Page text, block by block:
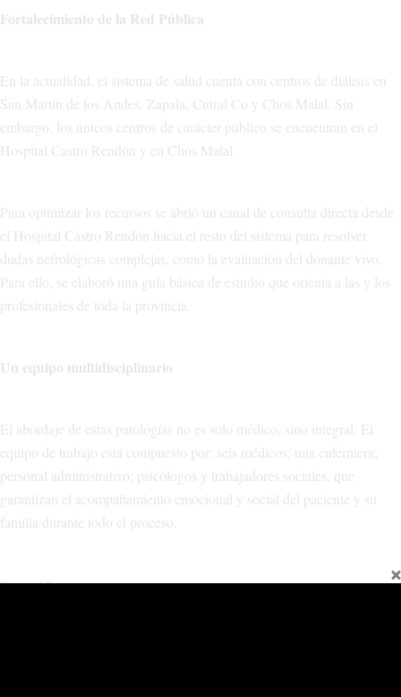
Fortalecimiento de la Red Pública
En la actualidad, el sistema de salud cuenta con centros de diálisis en
San Martín de los Andes, Zapala, Cutral Co y Chos Malal. Sin
embargo, los únicos centros de carácter público se encuentran en el
Hospital Castro Rendón y en Chos Malal.
Para optimizar los recursos se abrió un canal de consulta directa desde
el Hospital Castro Rendón hacia el resto del sistema para resolver
dudas nefrológicas complejas, como la evaluación del donante vivo.
Para ello, se elaboró una guía básica de estudio que orienta a las y los
profesionales de toda la provincia.
Un equipo multidisciplinario
El abordaje de estas patologías no es solo médico, sino integral. El
equipo de trabajo está compuesto por: seis médicos; una enfermera;
personal administrativo; psicólogos y trabajadores sociales, que
garantizan el acompañamiento emocional y social del paciente y su
familia durante todo el proceso.
Compártelo: